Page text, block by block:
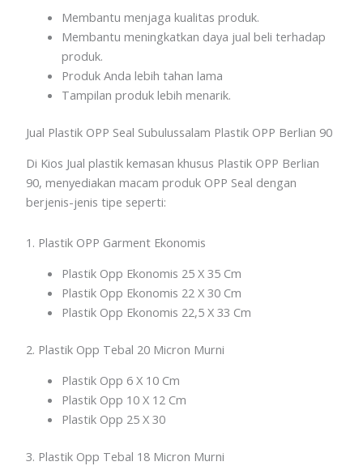
Membantu menjaga kualitas produk.
Membantu meningkatkan daya jual beli terhadap
produk.
Produk Anda lebih tahan lama
Tampilan produk lebih menarik.
Jual Plastik OPP Seal Subulussalam Plastik OPP Berlian 90
Di Kios Jual plastik kemasan khusus Plastik OPP Berlian
90, menyediakan macam produk OPP Seal dengan
berjenis-jenis tipe seperti:
1. Plastik OPP Garment Ekonomis
Plastik Opp Ekonomis 25 X 35 Cm
Plastik Opp Ekonomis 22 X 30 Cm
Plastik Opp Ekonomis 22,5 X 33 Cm
2. Plastik Opp Tebal 20 Micron Murni
Plastik Opp 6 X 10 Cm
Plastik Opp 10 X 12 Cm
Plastik Opp 25 X 30
3. Plastik Opp Tebal 18 Micron Murni